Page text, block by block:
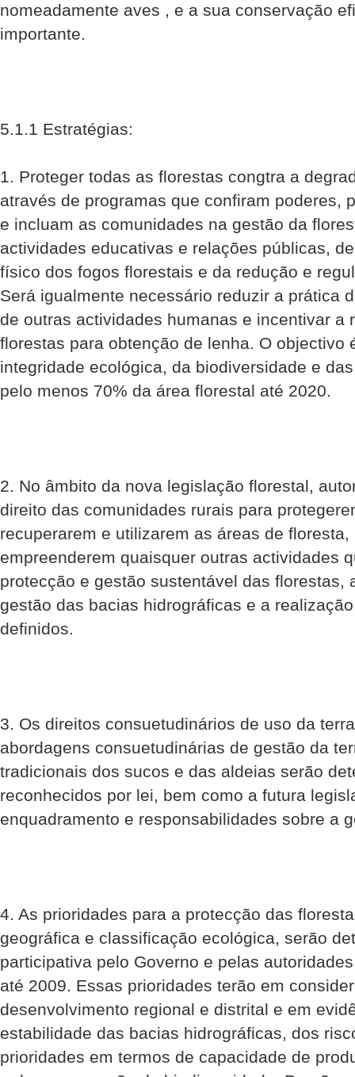
nomeadamente aves , e a sua conservação
importante.
5.1.1 Estratégias:
1. Proteger todas as florestas congtra a
através de programas que confiram poderes,
e incluam as comunidades na gestão da
actividades educativas e relações públicas,
físico dos fogos florestais e da redução e
Será igualmente necessário reduzir a prática
de outras actividades humanas e incentivar a
florestas para obtenção de lenha. O objectivo
integridade ecológica, da biodiversidade e
pelo menos 70% da área florestal até 2020.
2. No âmbito da nova legislação florestal,
direito das comunidades rurais para
recuperarem e utilizarem as áreas de
empreenderem quaisquer outras actividades
protecção e gestão sustentável das florestas,
gestão das bacias hidrográficas e a
definidos.
3. Os direitos consuetudinários de uso da
abordagens consuetudinárias de gestão da
tradicionais dos sucos e das aldeias serão
reconhecidos por lei, bem como a futura
enquadramento e responsabilidades sobre a
4. As prioridades para a protecção das
geográfica e classificação ecológica, serão
participativa pelo Governo e pelas
até 2009. Essas prioridades terão em
desenvolvimento regional e distrital e em
estabilidade das bacias hidrográficas, dos
prioridades em termos de capacidade de